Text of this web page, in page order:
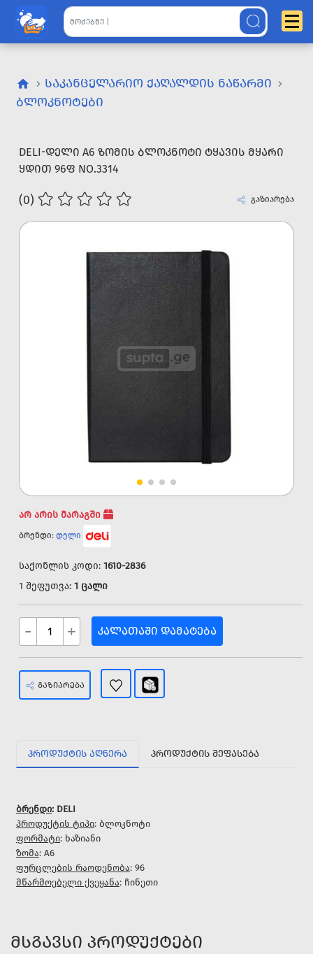
ᲡᲐᲙᲐᲜᲪᲔᲚᲐᲠᲘᲝ ᲥᲐᲦᲐᲚᲓᲘᲡ ᲜᲐᲬᲐᲠᲛᲘ
ᲑᲚᲝᲙᲜᲝᲢᲔᲑᲘ
DELI-ᲓᲔᲚᲘ A6 ᲖᲝᲛᲘᲡ ᲑᲚᲝᲙᲜᲝᲢᲘ ᲢᲧᲐᲕᲘᲡ ᲛᲧᲐᲠᲘ
ᲧᲓᲘᲗ 96Ფ NO.3314
(0) გაზიარება
არ არის მარაგში
ბრენდი: დელი
საქონლის კოდი: 1610-2836
1 შეფუთვა: 1 ცალი
- + ᲙᲐᲚᲐᲗᲐᲨᲘ ᲓᲐᲛᲐᲢᲔᲑᲐ
ᲒᲐᲖᲘᲐᲠᲔᲑᲐ
ᲞᲠᲝᲓᲣᲥᲢᲘᲡ ᲐᲦᲬᲔᲠᲐ ᲞᲠᲝᲓᲣᲥᲢᲘᲡ ᲨᲔᲤᲐᲡᲔᲑᲐ
ბრენდი: DELI
პროდუქტის ტიპი: ბლოკნოტი
ფორმატი: ხაზიანი
ზომა: A6
ფურცლების რაოდენობა: 96
მწარმოებელი ქვეყანა: ჩინეთი
ᲛᲡᲒᲐᲕᲡᲘ ᲞᲠᲝᲓᲣᲥᲢᲔᲑᲘ